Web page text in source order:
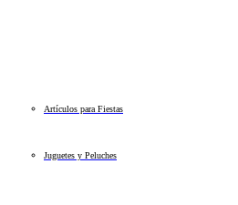
Artículos para Fiestas
Juguetes y Peluches